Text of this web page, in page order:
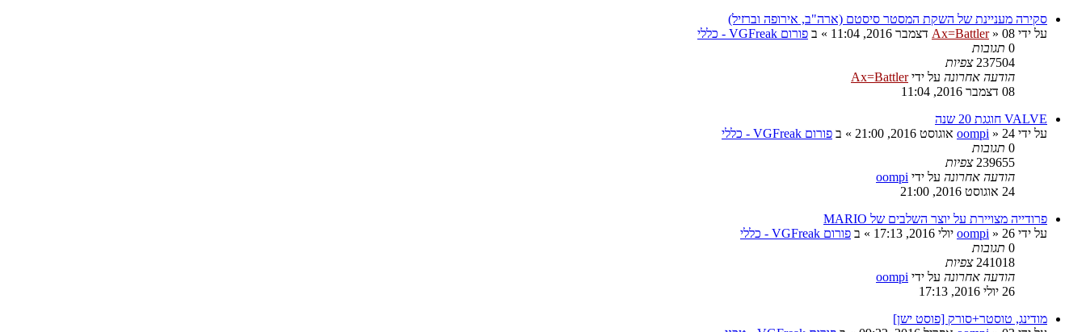
סקירה מעניינת של השקת המסטר סיסטם (ארה"ב, אירופה וברזיל)
על ידי
Ax=Battler» 08 דצמבר 2016, 11:04 » ב פורום VGFreak - כללי
0 תגובות
237504 צפיות
הודעה אחרונה על ידיAx=Battler
08 דצמבר 2016, 11:04
VALVE חוגגת 20 שנה
על ידי
oompi » 24 אוגוסט 2016, 21:00 » ב פורום VGFreak - כללי
0 תגובות
239655 צפיות
הודעה אחרונה על ידי oompi
24 אוגוסט 2016, 21:00
פרודייה מצויירת על יוצר השלבים של MARIO
על ידי
oompi » 26 יולי 2016, 17:13 » ב פורום VGFreak - כללי
0 תגובות
241018 צפיות
הודעה אחרונה על ידי oompi
26 יולי 2016, 17:13
מודינג, טוסטר+סורק [פוסט ישן]